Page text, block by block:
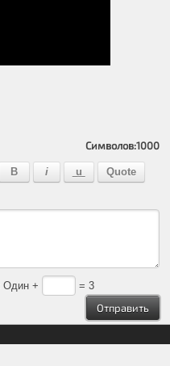
Символов:1000
Один + = 3